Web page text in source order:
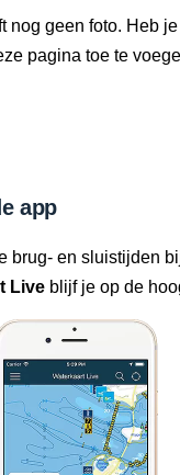
nog geen foto. Heb
pagina toe te
app
brug- en sluistijden
Live blijf je op de